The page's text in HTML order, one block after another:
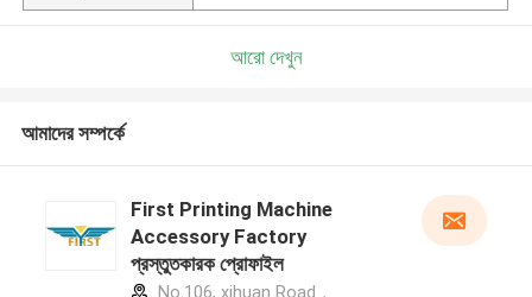
আরো দেখুন
আমাদের সম্পর্কে
First Printing Machine
Accessory Factory
প্রস্তুতকারক প্রোফাইল
No.106, xihuan Road，